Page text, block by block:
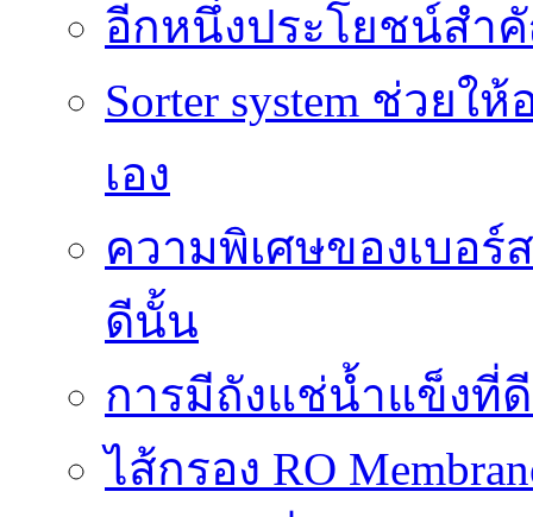
อีกหนึ่งประโยชน์สำคั
Sorter system ช่วย
เอง
ความพิเศษของเบอ
ดีนั้น
การมีถังแช่น้ำแข็งที่
ไส้กรอง RO